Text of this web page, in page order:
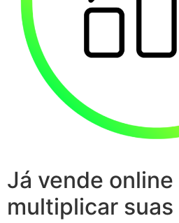
Já vende
multiplicar suas